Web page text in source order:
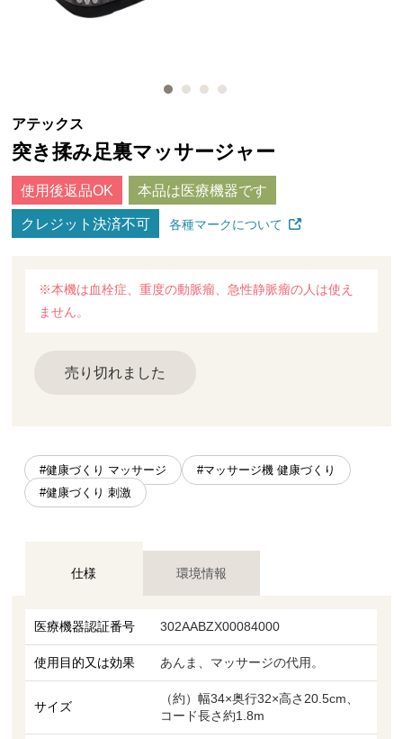
アテックス
突き揉み足裏マッサージャー
使用後返品OK 本品は医療機器です
クレジット決済不可 各種マークについて
※本機は血栓症、重度の動脈瘤、急性静脈瘤の人は使え
ません。
売り切れました
#健康づくり マッサージ
#マッサージ機 健康づくり
#健康づくり 刺激
仕様 環境情報
医療機器認証番号 302AABZX00084000
使用目的又は効果 あんま、マッサージの代用。
サイズ
（約）幅34×奥行32×高さ20.5cm、
コード長さ約1.8m